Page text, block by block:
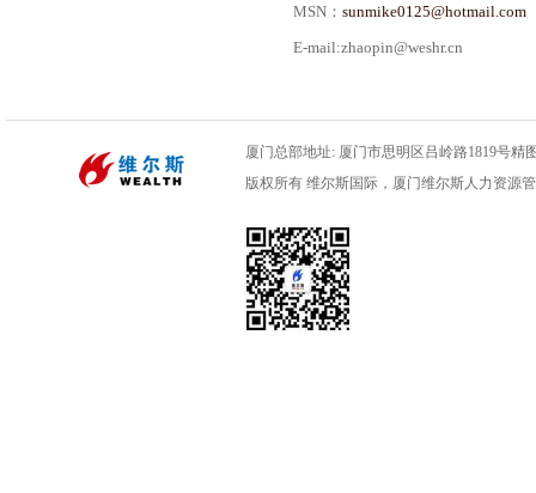
MSN： sunmike0125@hotmail.com
E-mail:zhaopin@weshr.cn
厦门总部地址: 厦门市思明区吕岭路1819号精
版权所有 维尔斯国际，厦门维尔斯人力资源